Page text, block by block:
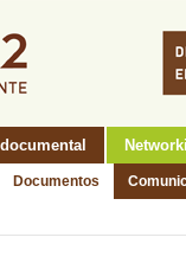
Documentos